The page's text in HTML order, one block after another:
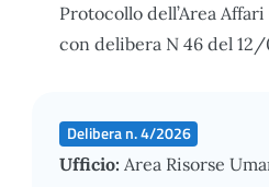
Protocollo dell’Area
con delibera N 46 del
Delibera n. 4/2026
Ufficio: Area Risorse